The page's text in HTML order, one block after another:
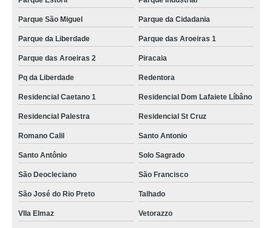
Parque São Miguel Parque da Cidadania
Parque da Liberdade Parque das Aroeiras 1
Parque das Aroeiras 2 Piracaia
Pq da Liberdade Redentora
Residencial Caetano 1 Residencial Dom Lafaiete Líbâno
Residencial Palestra Residencial St Cruz
Romano Calil Santo Antonio
Santo Antônio Solo Sagrado
São Deocleciano São Francisco
São José do Rio Preto Talhado
VIla Elmaz Vetorazzo